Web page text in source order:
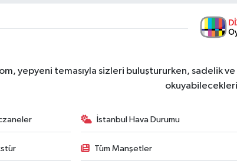
yepyeni temasıyla sizleri buluştururken, sadelik
okuyabilecekleri
İstanbul Hava Durumu
Tüm Manşetler